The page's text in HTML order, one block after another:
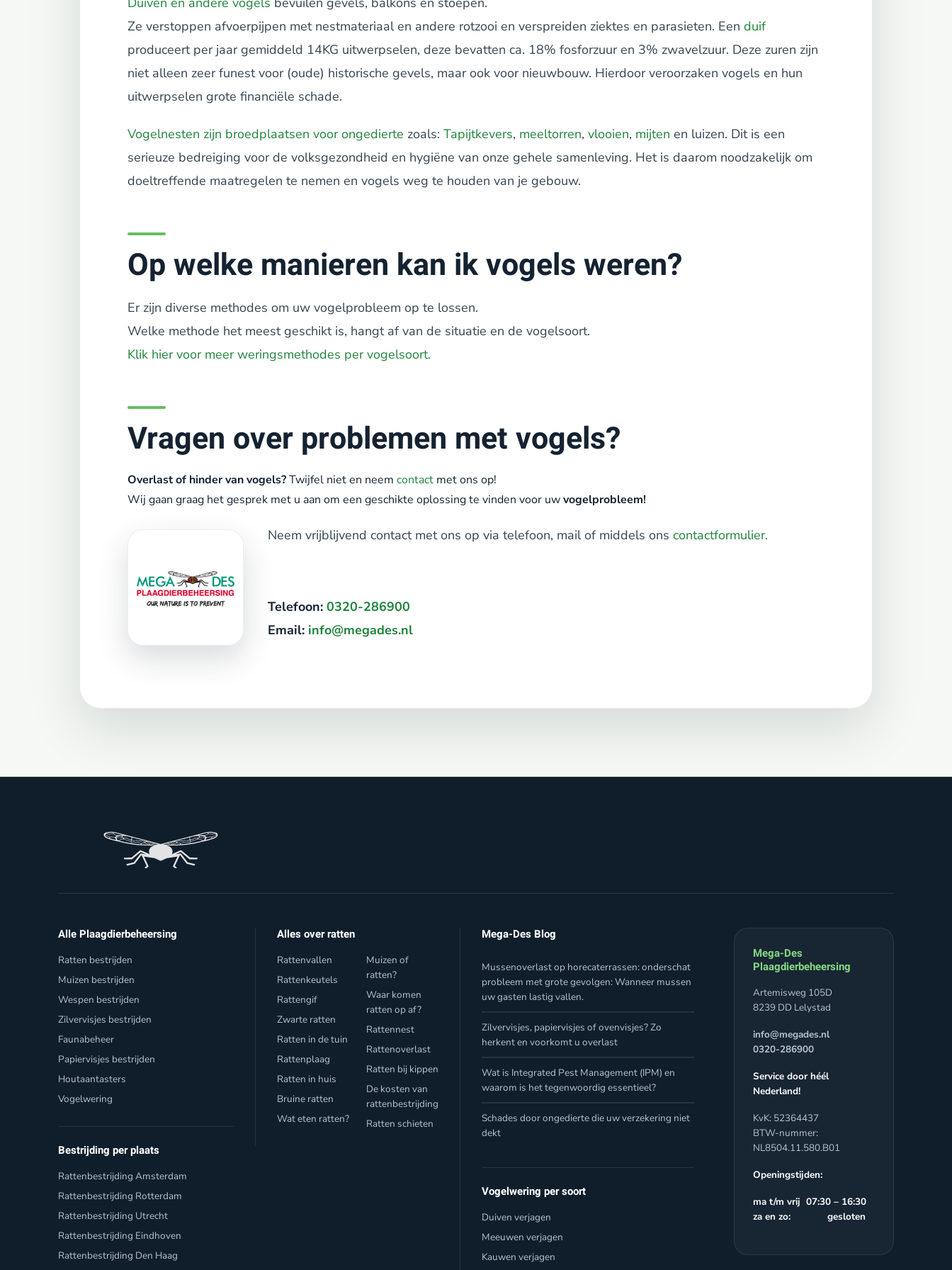
Ze verstoppen afvoerpijpen met nestmateriaal en andere rotzooi en verspreiden ziektes en parasieten. Eenduif
produceert per jaar gemiddeld 14KG uitwerpselen, deze bevatten ca. 18% fosforzuur en 3% zwavelzuur. Deze zuren zijn
niet alleen zeer funest voor (oude) historische gevels, maar ook voor nieuwbouw. Hierdoor veroorzaken vogels en hun
uitwerpselen grote financiële schade.
Vogelnesten zijn broedplaatsen voor ongedierte zoals:Tapijtkevers, meeltorren,vlooien, mijten en luizen. Dit is een
serieuze bedreiging voor de volksgezondheid en hygiëne van onze gehele samenleving. Het is daarom noodzakelijk om
doeltreffende maatregelen te nemen en vogels weg te houden van je gebouw.
Op welke manieren kan ik vogels weren?
Er zijn diverse methodes om uw vogelprobleem op te lossen.
Welke methode het meest geschikt is, hangt af van de situatie en de vogelsoort.
Klik hier voor meer weringsmethodes per vogelsoort.
Vragen over problemen met vogels?
Overlast of hinder van vogels?Twijfel niet en neemcontact met ons op!
Wij gaan graag het gesprek met u aan om een geschikte oplossing te vinden voor uwvogelprobleem!
Neem vrijblijvend contact met ons op via telefoon, mail of middels onscontactformulier.
Telefoon: 0320-286900
Email: info@megades.nl
Alle Plaagdierbeheersing
Ratten bestrijden
Muizen bestrijden
Wespen bestrijden
Zilvervisjes bestrijden
Faunabeheer
Papiervisjes bestrijden
Houtaantasters
Vogelwering
Bestrijding per plaats
Rattenbestrijding Amsterdam
Rattenbestrijding Rotterdam
Rattenbestrijding Utrecht
Rattenbestrijding Eindhoven
Rattenbestrijding Den Haag
Alles over ratten
Rattenvallen
Rattenkeutels
Rattengif
Zwarte ratten
Ratten in de tuin
Rattenplaag
Ratten in huis
Bruine ratten
Wat eten ratten?
Muizen of
ratten?
Waar komen
ratten op af?
Rattennest
Rattenoverlast
Ratten bij kippen
De kosten van
rattenbestrijding
Ratten schieten
Mega-Des Blog
Mussenoverlast op horecaterrassen: onderschat
probleem met grote gevolgen: Wanneer mussen
uw gasten lastig vallen.
Zilvervisjes, papiervisjes of ovenvisjes? Zo
herkent en voorkomt u overlast
Wat is Integrated Pest Management (IPM) en
waarom is het tegenwoordig essentieel?
Schades door ongedierte die uw verzekering niet
dekt
Vogelwering per soort
Duiven verjagen
Meeuwen verjagen
Kauwen verjagen
Mega-Des
Plaagdierbeheersing
Artemisweg 105D
8239 DD Lelystad
info@megades.nl
0320-286900
Service door héél
Nederland!
KvK: 52364437
BTW-nummer:
NL8504.11.580.B01
Openingstijden:
ma t/m vrij 07:30 – 16:30
za en zo: gesloten